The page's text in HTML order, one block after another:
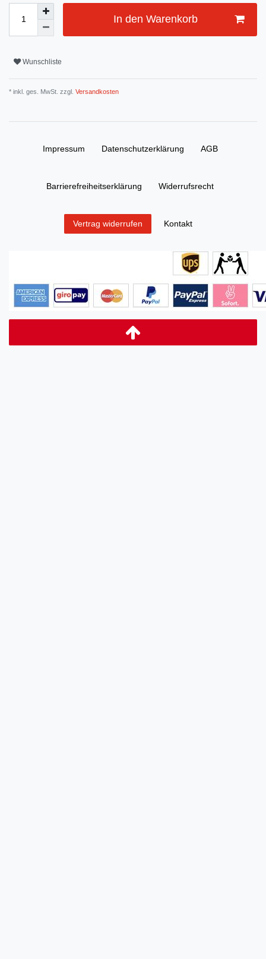
In den Warenkorb
Wunschliste
* inkl. ges. MwSt. zzgl. Versandkosten
Impressum Daten­schutz­erklärung AGB
Barrierefreiheitserklärung Widerrufs­recht
Vertrag widerrufen Kontakt